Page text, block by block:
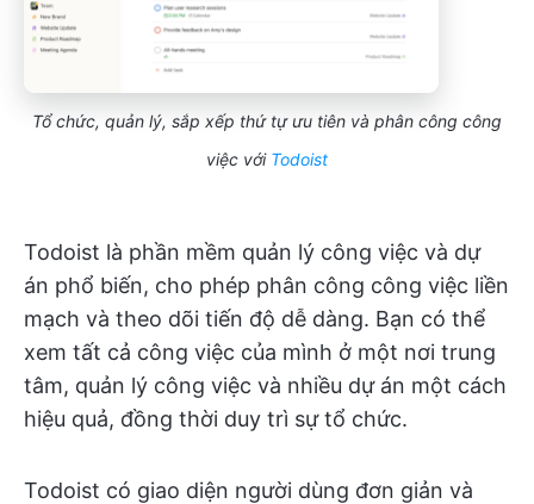
Tổ chức, quản lý, sắp xếp thứ tự ưu tiên và phân công công
việc với Todoist
Todoist là phần mềm quản lý công việc và dự
án phổ biến, cho phép phân công công việc liền
mạch và theo dõi tiến độ dễ dàng. Bạn có thể
xem tất cả công việc của mình ở một nơi trung
tâm, quản lý công việc và nhiều dự án một cách
hiệu quả, đồng thời duy trì sự tổ chức.
Todoist có giao diện người dùng đơn giản và